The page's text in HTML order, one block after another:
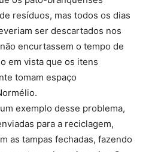
resíduos, mas todos os dias
ser descartados nos
encurtassem o tempo de
em vista que os itens
tomam espaço
exemplo desse problema,
para a reciclagem,
as tampas fechadas, fazendo